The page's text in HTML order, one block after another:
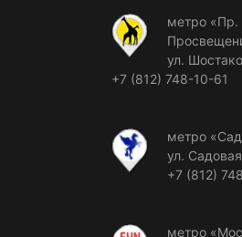
метро «Пр.
ул.
+7 (812) 748-10-61
метро
ул.
+7 (812)
метро